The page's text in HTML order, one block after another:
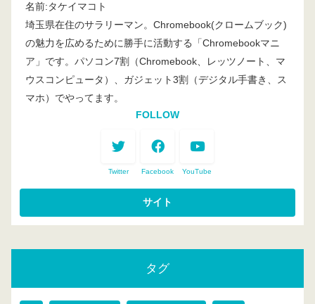
名前:タケイマコト
埼玉県在住のサラリーマン。Chromebook(クロームブック)
の魅力を広めるために勝手に活動する「Chromebookマニ
ア」です。パソコン7割（Chromebook、レッツノート、マ
ウスコンピュータ）、ガジェット3割（デジタル手書き、ス
マホ）でやってます。
FOLLOW
Twitter Facebook YouTube
タグ